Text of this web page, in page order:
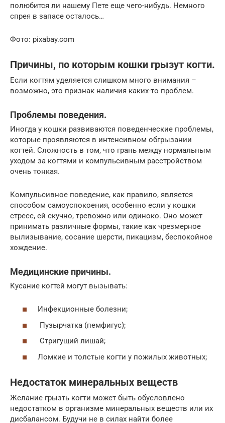
полюбится ли нашему Пете еще чего-нибудь. Немного
спрея в запасе осталось…
Фото: pixabay.com
Причины, по которым кошки грызут когти.
Если когтям уделяется слишком много внимания –
возможно, это признак наличия каких-то проблем.
Проблемы поведения.
Иногда у кошки развиваются поведенческие проблемы,
которые проявляются в интенсивном обгрызании
когтей. Сложность в том, что грань между нормальным
уходом за когтями и компульсивным расстройством
очень тонкая.
Компульсивное поведение, как правило, является
способом самоуспокоения, особенно если у кошки
стресс, ей скучно, тревожно или одиноко. Оно может
принимать различные формы, такие как чрезмерное
вылизывание, сосание шерсти, пикацизм, беспокойное
хождение.
Медицинские причины.
Кусание когтей могут вызывать:
Инфекционные болезни;
Пузырчатка (пемфигус);
Стригущий лишай;
Ломкие и толстые когти у пожилых животных;
Недостаток минеральных веществ
Желание грызть когти может быть обусловлено
недостатком в организме минеральных веществ или их
дисбалансом. Будучи не в силах найти более